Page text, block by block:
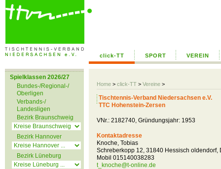
click-TT SPORT VEREIN
Home > click-TT > Vereine >
Spielklassen 2026/27
Bundes-/Regional-/
Oberligen
Verbands-/
Landesligen
Bezirk Braunschweig
Bezirk Hannover
Bezirk Lüneburg
Tischtennis-Verband Niedersachsen e.V.
TTC Hohenstein-Zersen
VNr.: 2182740, Gründungsjahr: 1953
Kontaktadresse
Knoche, Tobias
Schreberkopp 12, 31840 Hessisch oldendorf,
Mobil 015140038283
t_knoche@t-online.de